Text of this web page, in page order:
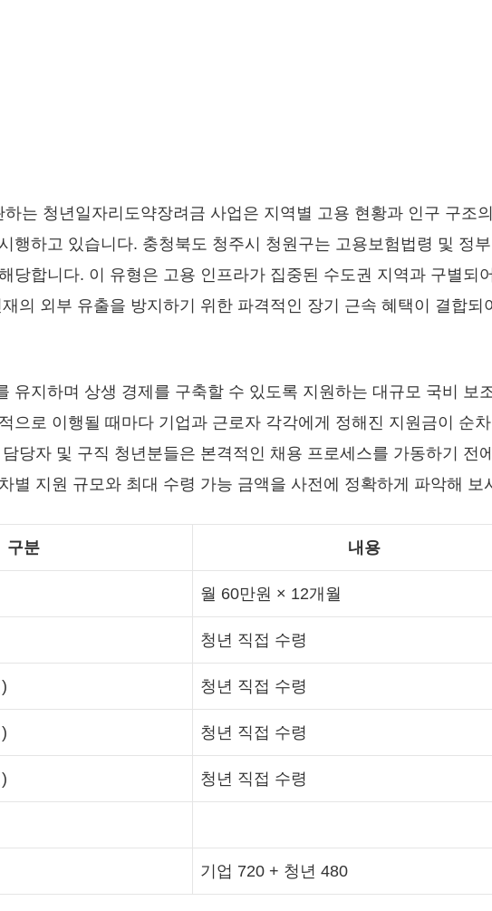
는 청년일자리도약장려금 사업은 지역별 고용 현황과 인구 구조
행하고 있습니다. 충청북도 청주시 청원구는 고용보험법령 및 정
당합니다. 이 유형은 고용 인프라가 집중된 수도권 지역과 구별되
의 외부 유출을 방지하기 위한 파격적인 장기 근속 혜택이 결합
유지하며 상생 경제를 구축할 수 있도록 지원하는 대규모 국비 보
으로 이행될 때마다 기업과 근로자 각각에게 정해진 지원금이 순
당자 및 구직 청년분들은 본격적인 채용 프로세스를 가동하기 전
별 지원 규모와 최대 수령 가능 금액을 사전에 정확하게 파악해 보
구분 내용
월 60만원 × 12개월
청년 직접 수령
청년 직접 수령
청년 직접 수령
청년 직접 수령
기업 720 + 청년 480